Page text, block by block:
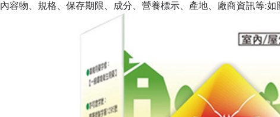
容物、規格、保存期限、成分、營養標示、產地、廠商資訊等:如